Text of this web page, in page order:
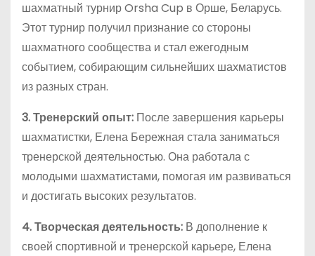
шахматный турнир Orsha Cup в Орше, Беларусь.
Этот турнир получил признание со стороны
шахматного сообщества и стал ежегодным
событием, собирающим сильнейших шахматистов
из разных стран.
3. Тренерский опыт: После завершения карьеры
шахматистки, Елена Бережная стала заниматься
тренерской деятельностью. Она работала с
молодыми шахматистами, помогая им развиваться
и достигать высоких результатов.
4. Творческая деятельность: В дополнение к
своей спортивной и тренерской карьере, Елена